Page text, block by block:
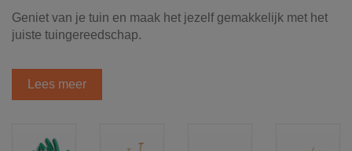
Geniet van je tuin en maak het jezelf gemakkelijk met het
juiste tuingereedschap.
Lees meer